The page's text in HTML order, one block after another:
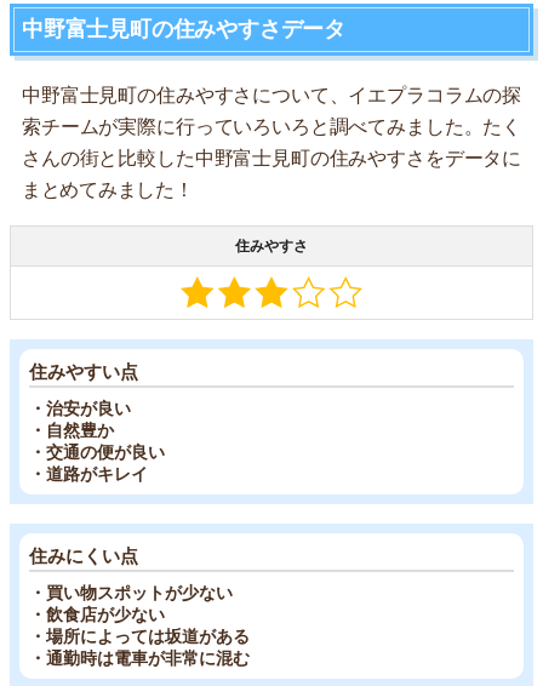
中野富士見町の住みやすさデータ
中野富士見町の住みやすさについて、イエプラコラムの探
索チームが実際に行っていろいろと調べてみました。たく
さんの街と比較した中野富士見町の住みやすさをデータに
まとめてみました！
住みやすさ
住みやすい点
・治安が良い
・自然豊か
・交通の便が良い
・道路がキレイ
住みにくい点
・買い物スポットが少ない
・飲食店が少ない
・場所によっては坂道がある
・通勤時は電車が非常に混む